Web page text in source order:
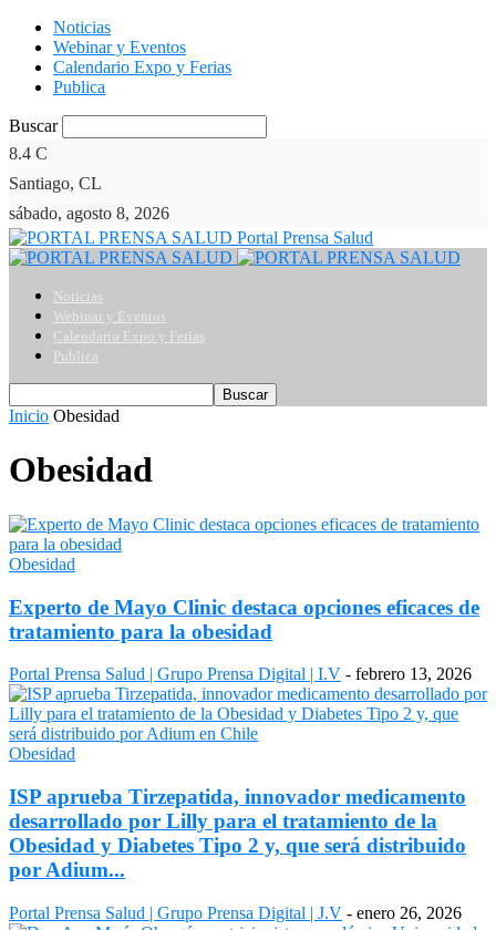
Noticias
Webinar y Eventos
Calendario Expo y Ferias
Publica
Buscar
8.4 C
Santiago, CL
sábado, agosto 8, 2026
Portal Prensa Salud
Noticias
Webinar y Eventos
Calendario Expo y Ferias
Publica
Inicio Obesidad
Obesidad
Obesidad
Experto de Mayo Clinic destaca opciones eficaces de
tratamiento para la obesidad
Portal Prensa Salud | Grupo Prensa Digital | I.V - febrero 13, 2026
Obesidad
ISP aprueba Tirzepatida, innovador medicamento
desarrollado por Lilly para el tratamiento de la
Obesidad y Diabetes Tipo 2 y, que será distribuido
por Adium...
Portal Prensa Salud | Grupo Prensa Digital | J.V - enero 26, 2026